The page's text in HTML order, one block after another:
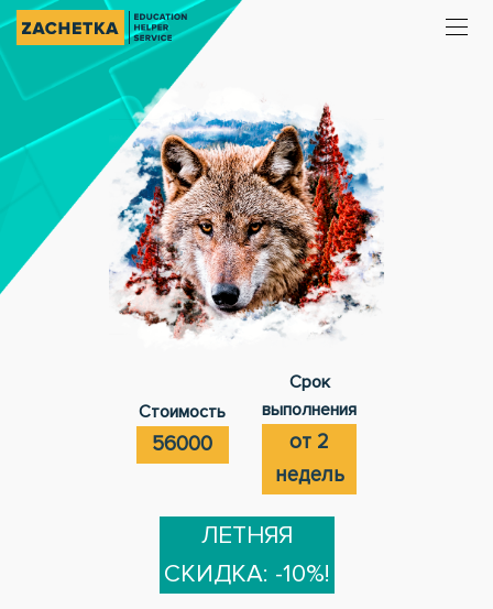
Стоимость
56000
Срок
выполнения
от 2
недель
ЛЕТНЯЯ
СКИДКА: -10%!